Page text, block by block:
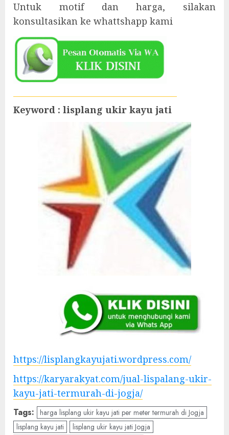
Untuk motif dan harga, silakan
konsultasikan ke whattshapp kami
Keyword : lisplang ukir kayu jati
https://lisplangkayujati.wordpress.com/
https://karyarakyat.com/jual-lispalang-ukir-
kayu-jati-termurah-di-jogja/
Tags: harga lisplang ukir kayu jati per meter termurah di Jogja
lisplang kayu jati
lisplang ukir kayu jati Jogja